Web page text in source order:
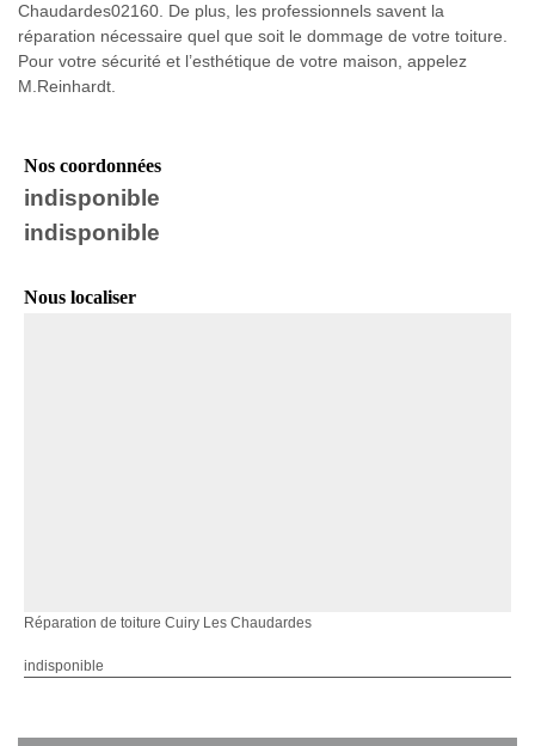
Chaudardes02160. De plus, les professionnels savent la
réparation nécessaire quel que soit le dommage de votre toiture.
Pour votre sécurité et l’esthétique de votre maison, appelez
M.Reinhardt.
Nos coordonnées
indisponible
indisponible
Nous localiser
Réparation de toiture Cuiry Les Chaudardes
indisponible